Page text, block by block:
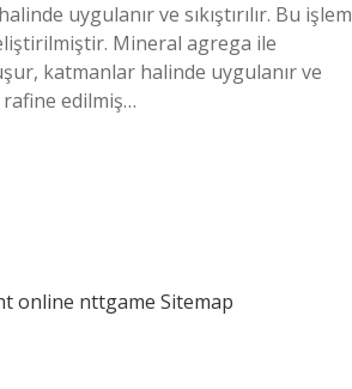
uygulanır ve sıkıştırılır. Bu işlem
Mineral agrega ile
katmanlar halinde uygulanır ve
rafine edilmiş…
online nttgame Sitemap